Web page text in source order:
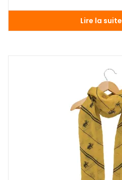
Lire la suite